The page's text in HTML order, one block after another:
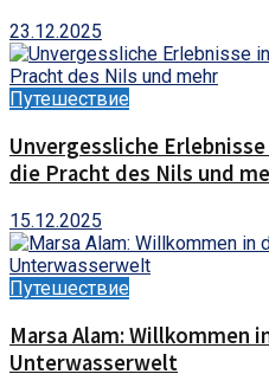
23.12.2025
Путешествие
Unvergessliche
die Pracht des Nils und
15.12.2025
Путешествие
Marsa Alam: Willkommen
Unterwasserwelt